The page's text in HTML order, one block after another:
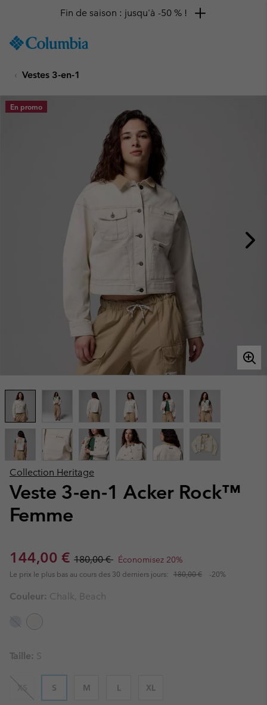
TO
SKIP
MAIN
NAV
Fin de saison : jusqu'à -50 % !
Vestes 3-en-1
Collection Heritage
Veste 3-en-1 Acker Rock™
Femme
Sale price:
144,00 € Regular price:
180,00 € Économisez 20%
Le prix le plus bas au cours des 30 derniers jours: 180,00 € -20%
En promo
Couleur: Chalk, Beach
Taille: S
XS S M L XL